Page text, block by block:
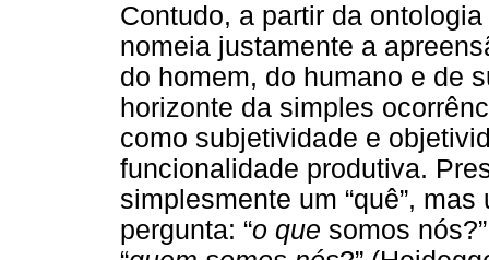
Contudo, a partir da
nomeia justamente a
do homem, do humano e de
horizonte da simples
como subjetividade e
funcionalidade produtiva.
simplesmente um “quê”, mas
pergunta: “o que somos